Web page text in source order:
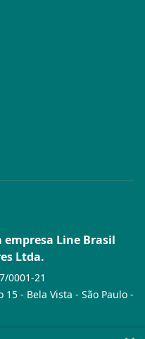
empresa Line Brasil
Ltda.
0001-21
15 - Bela Vista - São Paulo -